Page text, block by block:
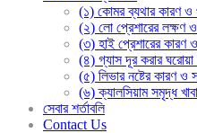
(১) কোমর ব্যথার কারণ ও
(২) লো প্রেশারের লক্ষণ ও
(৩) হাই প্রেশারের কারণ ও
(৪) গ্যাস দূর করার ঘরোয়া
(৫) লিভার নষ্টের কারণ ও
(৬) ক্যালসিয়াম সমৃদ্ধ
সেবার শর্তাবলি
Contact Us